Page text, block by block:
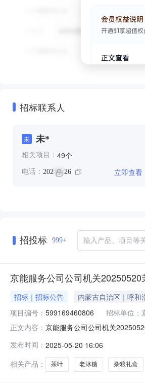
招标联系人
未 未*
相关项目： 49个
电话： 202 *** 26 立即查看
招投标 999+
京能服务公司公司机关20250520
招标｜招标公告 内蒙古自治区｜呼和
项目编号： 599169460806 招标单位：
正文内容： 京能服务公司公司机关
能电力后勤服务有限公司收货
发布时间： 2025-05-20 16:06
相关产品：
茶叶 老冰糖 杂粮礼盒